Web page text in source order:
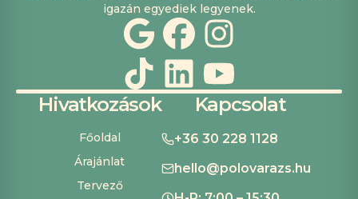
igazán egyediek legyenek.
Hivatkozások
Főoldal
Árajánlat
Tervező
Kapcsolat
+36 30 228 1128
hello@polovarazs.hu